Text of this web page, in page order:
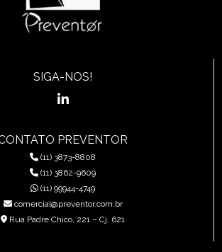
SIGA-NOS!
PREVENTOR
(11) 3873-8808
(11) 3862-9609
(11) 99944-4749
comercial@preventor.com.br
Rua Padre Chico, 221 – Cj. 621